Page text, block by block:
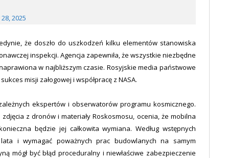
2025
że doszło do uszkodzeń kilku elementów stanowiska
inspekcji. Agencja zapewniła, że wszystkie niezbędne
w najbliższym czasie. Rosyjskie media państwowe
misji załogowej i współpracę z NASA.
ekspertów i obserwatorów programu kosmicznego.
z dronów i materiały Roskosmosu, ocenia, że mobilna
będzie jej całkowita wymiana. Według wstępnych
i wymagać poważnych prac budowlanych na samym
mógł być błąd proceduralny i niewłaściwe zabezpieczenie